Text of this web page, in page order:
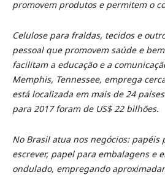
promovem produtos e permitem o
Celulose para fraldas, tecidos e
pessoal que promovem saúde e
facilitam a educação e a
Memphis, Tennessee, emprega
está localizada em mais de 24
para 2017 foram de US$ 22 bilhões.
No Brasil atua nos negócios:
escrever, papel para embalagens e
ondulado, empregando